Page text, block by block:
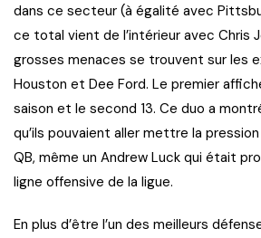
dans ce secteur (à égalité avec
ce total vient de l’intérieur avec Chris
grosses menaces se trouvent sur les
Houston et Dee Ford. Le premier
saison et le second 13. Ce duo a
qu’ils pouvaient aller mettre la
QB, même un Andrew Luck qui était
ligne offensive de la ligue.
En plus d’être l’un des meilleurs